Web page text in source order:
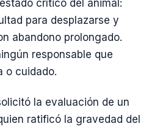
crítico del animal:
para desplazarse y
abandono prolongado.
responsable que
o cuidado.
la evaluación de un
ratificó la gravedad del